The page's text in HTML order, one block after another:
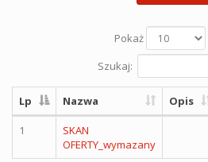
Pokaż
Szukaj:
Lp Nazwa Opis
1
SKAN
OFERTY_wymazany